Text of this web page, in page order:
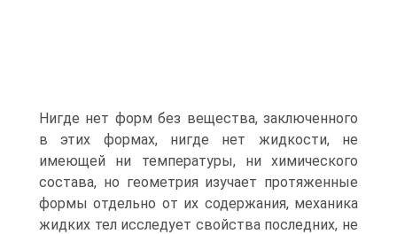
Нигде нет форм без вещества, заключенного
в этих формах, нигде нет жидкости, не
имеющей ни температуры, ни химического
состава, но геометрия изучает протяженные
формы отдельно от их содержания, механика
жидких тел исследует свойства последних, не